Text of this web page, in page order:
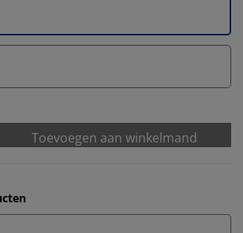
Toevoegen aan winkelmand